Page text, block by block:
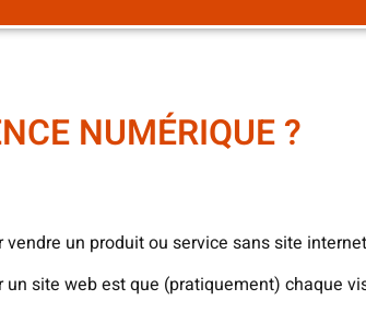
NUMÉRIQUE ?
un produit ou service sans site
site web est que (pratiquement) chaque